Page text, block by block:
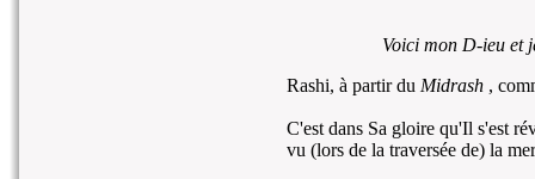
Voici mon D-ieu et
Rashi, à partir du Midrash ,
C'est dans Sa gloire qu'Il s'est
vu (lors de la traversée de) la